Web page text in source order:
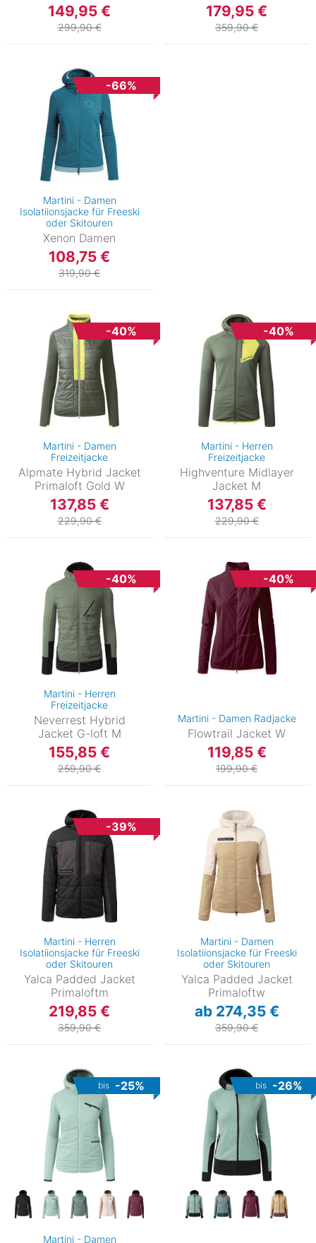
149,95 €
299,90 €
179,95 €
359,90 €
-66%
Martini - Damen
Isolatiionsjacke für Freeski
oder Skitouren
Xenon Damen
108,75 €
319,90 €
-40%
Martini - Damen
Freizeitjacke
Alpmate Hybrid Jacket
Primaloft Gold W
137,85 €
229,90 €
-40%
Martini - Herren
Freizeitjacke
Highventure Midlayer
Jacket M
137,85 €
229,90 €
-40%
Martini - Herren
Freizeitjacke
Neverrest Hybrid
Jacket G-loft M
155,85 €
259,90 €
-40%
Martini - Damen Radjacke
Flowtrail Jacket W
119,85 €
199,90 €
-39%
Martini - Herren
Isolatiionsjacke für Freeski
oder Skitouren
Yalca Padded Jacket
Primaloftm
219,85 €
359,90 €
Martini - Damen
Isolatiionsjacke für Freeski
oder Skitouren
Yalca Padded Jacket
Primaloftw
ab 274,35 €
359,90 €
bis -25%
Martini - Damen
bis -26%